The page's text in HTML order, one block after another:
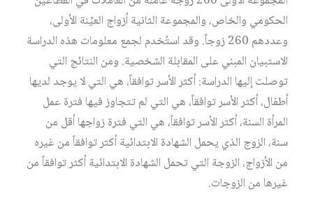
الحكومي والخاص، والمجموعة الثانية أزواج العيِّنة الأولى،
وعددهم 260 زوجاً. وقد استُخدم لجمع معلومات هذه الدراسة
الاستبيان المبني على المقابلة الشخصية. ومن النتائج التي
توصلت إليها الدراسة: أكثر الأسر توافقاً، هي التي لا يوجد لديها
أطفال، أكثر الأسر توافقاً، هي التي لم تتجاوز فيها فترة عمل
المرأة السنة، أكثر الأسر توافقاً، هي التي فترة زواجها أقل من
سنة، الزوج الذي يحمل الشهادة الابتدائية أكثر توافقاً من غيره
من الأزواج، الزوجة التي تحمل الشهادة الابتدائية أكثر توافقاً من
غيرها من الزوجات.